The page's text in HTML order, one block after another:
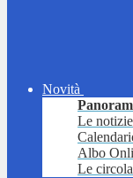
Novità
Le notizie
Albo
Le